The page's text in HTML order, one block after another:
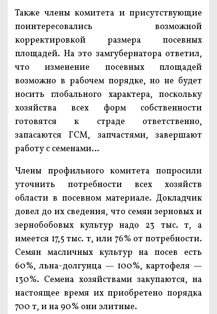
Также члены комитета и присутствующие
поинтересовались возможной
корректировкой размера посевных
площадей. На это замгубернатора ответил,
что изменение посевных площадей
возможно в рабочем порядке, но не будет
носить глобального характера, поскольку
хозяйства всех форм собственности
готовятся к страде ответственно,
запасаются ГСМ, запчастями, завершают
работу с семенами…
Члены профильного комитета попросили
уточнить потребности всех хозяйств
области в посевном материале. Докладчик
довел до их сведения, что семян зерновых и
зернобобовых культур надо 23 тыс. т, а
имеется 17,5 тыс. т, или 76% от потребности.
Семян масличных культур на посев есть
60%, льна-долгунца — 100%, картофеля —
130%. Семена хозяйствами закупаются, на
настоящее время их приобретено порядка
700 т, и на 90% они элитные.